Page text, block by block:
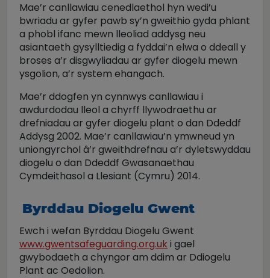
Mae’r canllawiau cenedlaethol hyn wedi’u
bwriadu ar gyfer pawb sy’n gweithio gyda phlant
a phobl ifanc mewn lleoliad addysg neu
asiantaeth gysylltiedig a fyddai’n elwa o ddeall y
broses a’r disgwyliadau ar gyfer diogelu mewn
ysgolion, a’r system ehangach.
Mae’r ddogfen yn cynnwys canllawiau i
awdurdodau lleol a chyrff llywodraethu ar
drefniadau ar gyfer diogelu plant o dan Ddeddf
Addysg 2002. Mae’r canllawiau’n ymwneud yn
uniongyrchol â’r gweithdrefnau a’r dyletswyddau
diogelu o dan Ddeddf Gwasanaethau
Cymdeithasol a Llesiant (Cymru) 2014.
Byrddau Diogelu Gwent
Ewch i wefan Byrddau Diogelu Gwent
www.gwentsafeguarding.org.uk i gael
gwybodaeth a chyngor am ddim ar Ddiogelu
Plant ac Oedolion.